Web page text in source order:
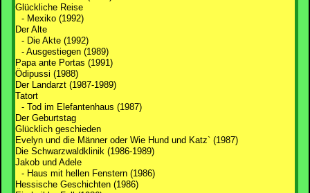
Glückliche Reise
- Mexiko (1992)
Der Alte
- Die Akte (1992)
- Ausgestiegen (1989)
Papa ante Portas (1991)
Ödipussi (1988)
Der Landarzt (1987-1989)
Tatort
- Tod im Elefantenhaus (1987)
Der Geburtstag
Glücklich geschieden
Evelyn und die Männer oder Wie Hund und Katz` (1987)
Die Schwarzwaldklinik (1986-1989)
Jakob und Adele
- Haus mit hellen Fenstern (1986)
Hessische Geschichten (1986)